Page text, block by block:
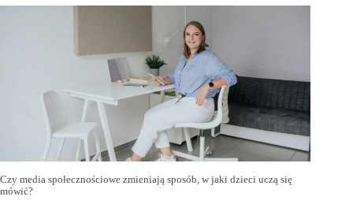
Czy media społecznościowe zmieniają sposób, w jaki dzieci uczą się
mówić?